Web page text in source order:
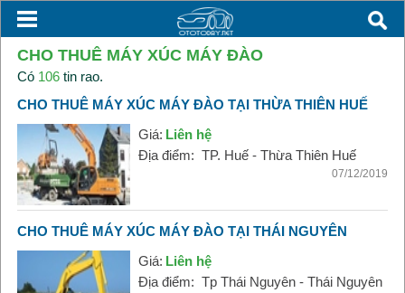
CHO THUÊ MÁY XÚC MÁY ĐÀO
Có 106tin rao.
CHO THUÊ MÁY XÚC MÁY ĐÀO TẠI THỪA THIÊN HUẾ
Giá: Liên hệ
Địa điểm: TP. Huế - Thừa Thiên Huế
07/12/2019
CHO THUÊ MÁY XÚC MÁY ĐÀO TẠI THÁI NGUYÊN
Giá: Liên hệ
Địa điểm: Tp Thái Nguyên - Thái Nguyên